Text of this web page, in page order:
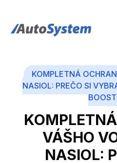
auto-system logo
KOMPLETNÁ
NASIOL: PREČO SI
VÁŠHO
NASIOL: